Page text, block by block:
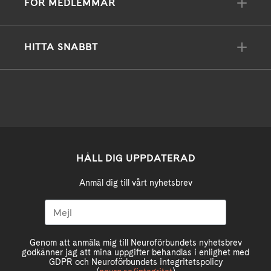
FÖR MEDLEMMAR
HITTA SNABBT
HÅLL DIG UPPDATERAD
Anmäl dig till vårt nyhetsbrev
Genom att anmäla mig till Neuroförbundets nyhetsbrev
godkänner jag att mina uppgifter behandlas i enlighet med
GDPR och Neuroförbundets integritetspolicy